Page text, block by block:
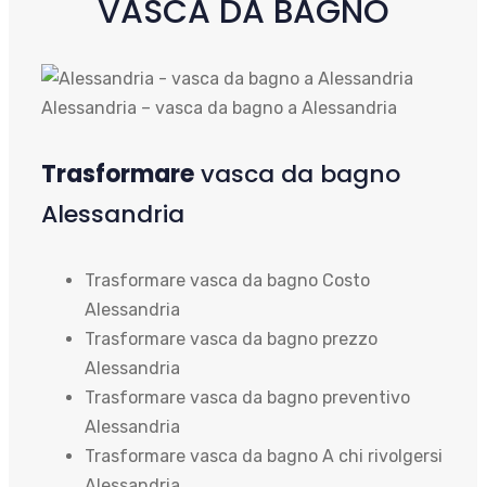
VASCA DA BAGNO
Alessandria – vasca da bagno a Alessandria
Trasformarevasca da bagno
Alessandria
Trasformare vasca da bagno Costo
Alessandria
Trasformare vasca da bagno prezzo
Alessandria
Trasformare vasca da bagno preventivo
Alessandria
Trasformare vasca da bagno A chi rivolgersi